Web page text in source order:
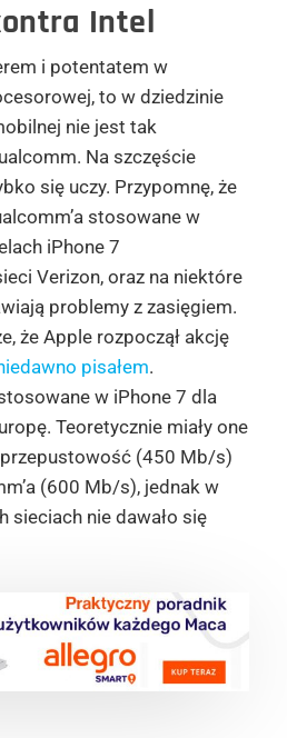
Intel
i potentatem w
to w dziedzinie
nie jest tak
Na szczęście
się uczy. Przypomnę, że
stosowane w
iPhone 7
Verizon, oraz na niektóre
problemy z zasięgiem.
że Apple rozpoczął akcję
pisałem.
w iPhone 7 dla
Teoretycznie miały one
(450 Mb/s)
(600 Mb/s), jednak w
sieciach nie dawało się